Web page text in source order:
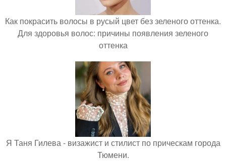
Как покрасить волосы в русый цвет без зеленого оттенка.
Для здоровья волос: причины появления зеленого
оттенка
Я Таня Гилева - визажист и стилист по прическам города
Тюмени.